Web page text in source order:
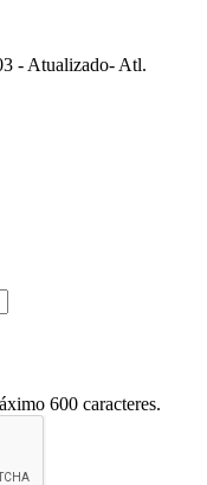
- Atualizado- Atl.
600 caracteres.